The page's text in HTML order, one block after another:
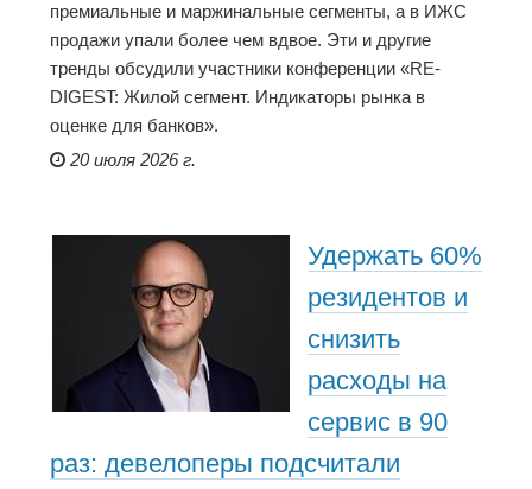
премиальные и маржинальные сегменты, а в ИЖС
продажи упали более чем вдвое. Эти и другие
тренды обсудили участники конференции «RE-
DIGEST: Жилой сегмент. Индикаторы рынка в
оценке для банков».
20 июля 2026 г.
Удержать 60%
резидентов и
снизить
расходы на
сервис в 90
раз: девелоперы подсчитали